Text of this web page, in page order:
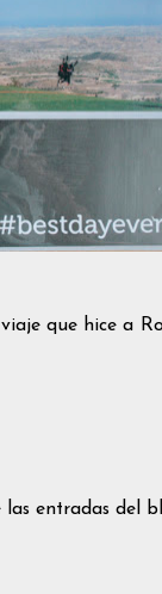
viaje que hice a
las entradas del